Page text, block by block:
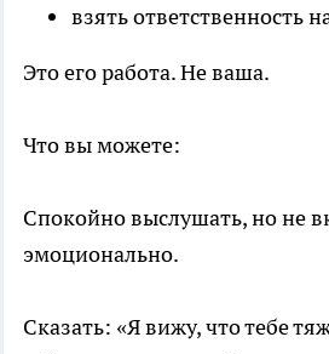
взять ответственность
Это его работа. Не ваша.
Что вы можете:
Спокойно выслушать, но не
эмоционально.
Сказать: «Я вижу, что тебе